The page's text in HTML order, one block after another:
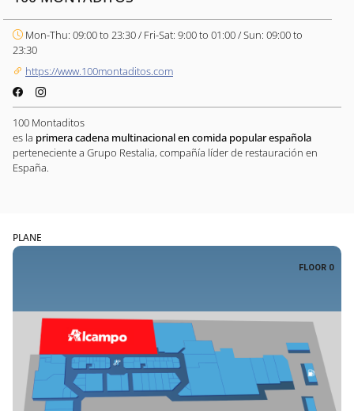
Mon-Thu: 09:00 to 23:30 / Fri-Sat: 9:00 to 01:00 / Sun: 09:00 to
23:30
https://www.100montaditos.com
100 Montaditos
es la primera cadena multinacional en comida popular española
perteneciente a Grupo Restalia, compañía líder de restauración en
España.
PLANE